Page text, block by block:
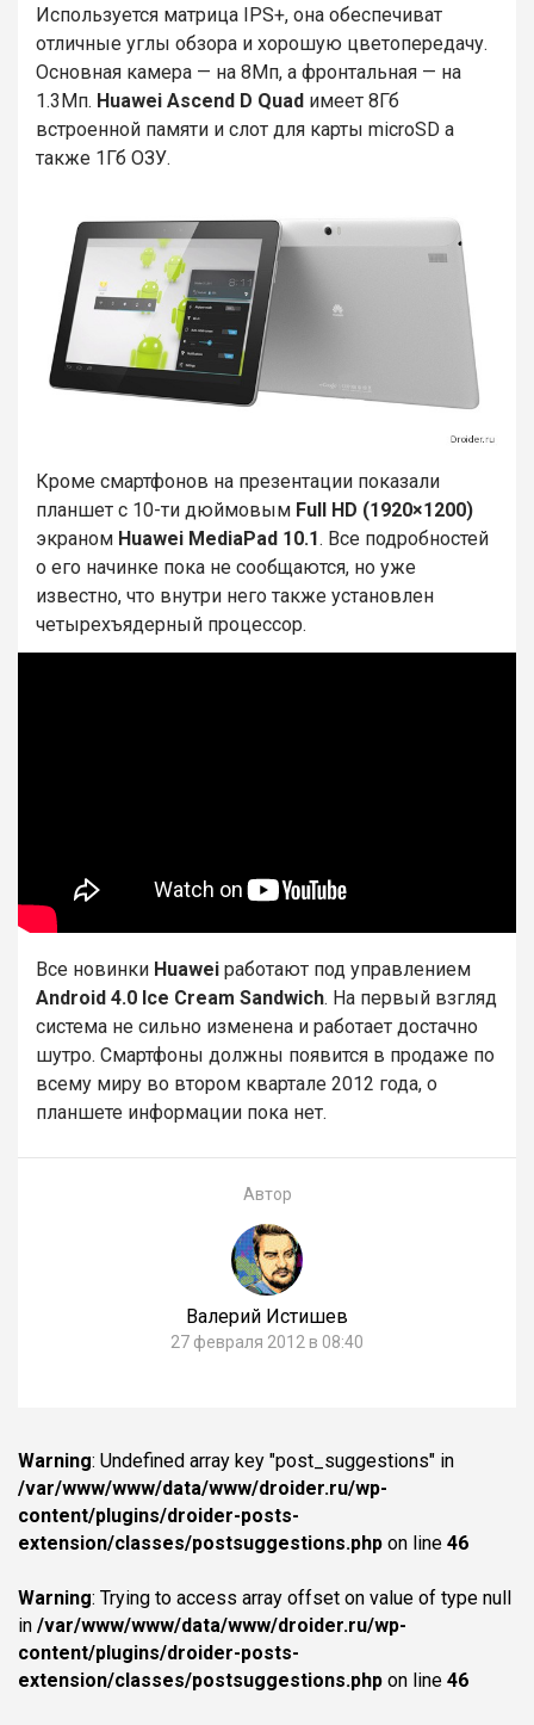
Используется матрица IPS+, она обеспечиват
отличные углы обзора и хорошую цветопередачу.
Основная камера — на 8Мп, а фронтальная — на
1.3Мп. Huawei Ascend D Quad имеет 8Гб
встроенной памяти и слот для карты microSD а
также 1Гб ОЗУ.
Кроме смартфонов на презентации показали
планшет с 10-ти дюймовым Full HD (1920×1200)
экраном Huawei MediaPad 10.1. Все подробностей
о его начинке пока не сообщаются, но уже
известно, что внутри него также установлен
четырехъядерный процессор.
Все новинки Huawei работают под управлением
Android 4.0 Ice Cream Sandwich. На первый взгляд
система не сильно изменена и работает достачно
шутро. Смартфоны должны появится в продаже по
всему миру во втором квартале 2012 года, о
планшете информации пока нет.
Автор
Валерий Истишев
27 февраля 2012 в 08:40
Warning: Undefined array key "post_suggestions" in
/var/www/www/data/www/droider.ru/wp-
content/plugins/droider-posts-
extension/classes/postsuggestions.php on line 46
Warning: Trying to access array offset on value of type null
in /var/www/www/data/www/droider.ru/wp-
content/plugins/droider-posts-
extension/classes/postsuggestions.php on line 46